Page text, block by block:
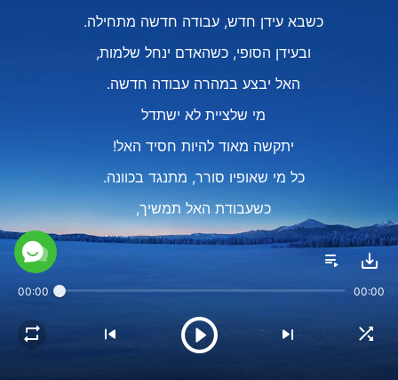
כשבא עידן חדש, עבודה חדשה מתחילה.
ובעידן הסופי, כשהאדם ינחל שלמות,
האל יבצע במהרה עבודה חדשה.
מי שלציית לא ישתדל
יתקשה מאוד להיות חסיד האל!
כל מי שאופיו סורר, מתנגד בכוונה.
כשעבודת האל תמשיך,
הוא יישאר מאחור וייפסל.
Ⅲ
00:00 00:00